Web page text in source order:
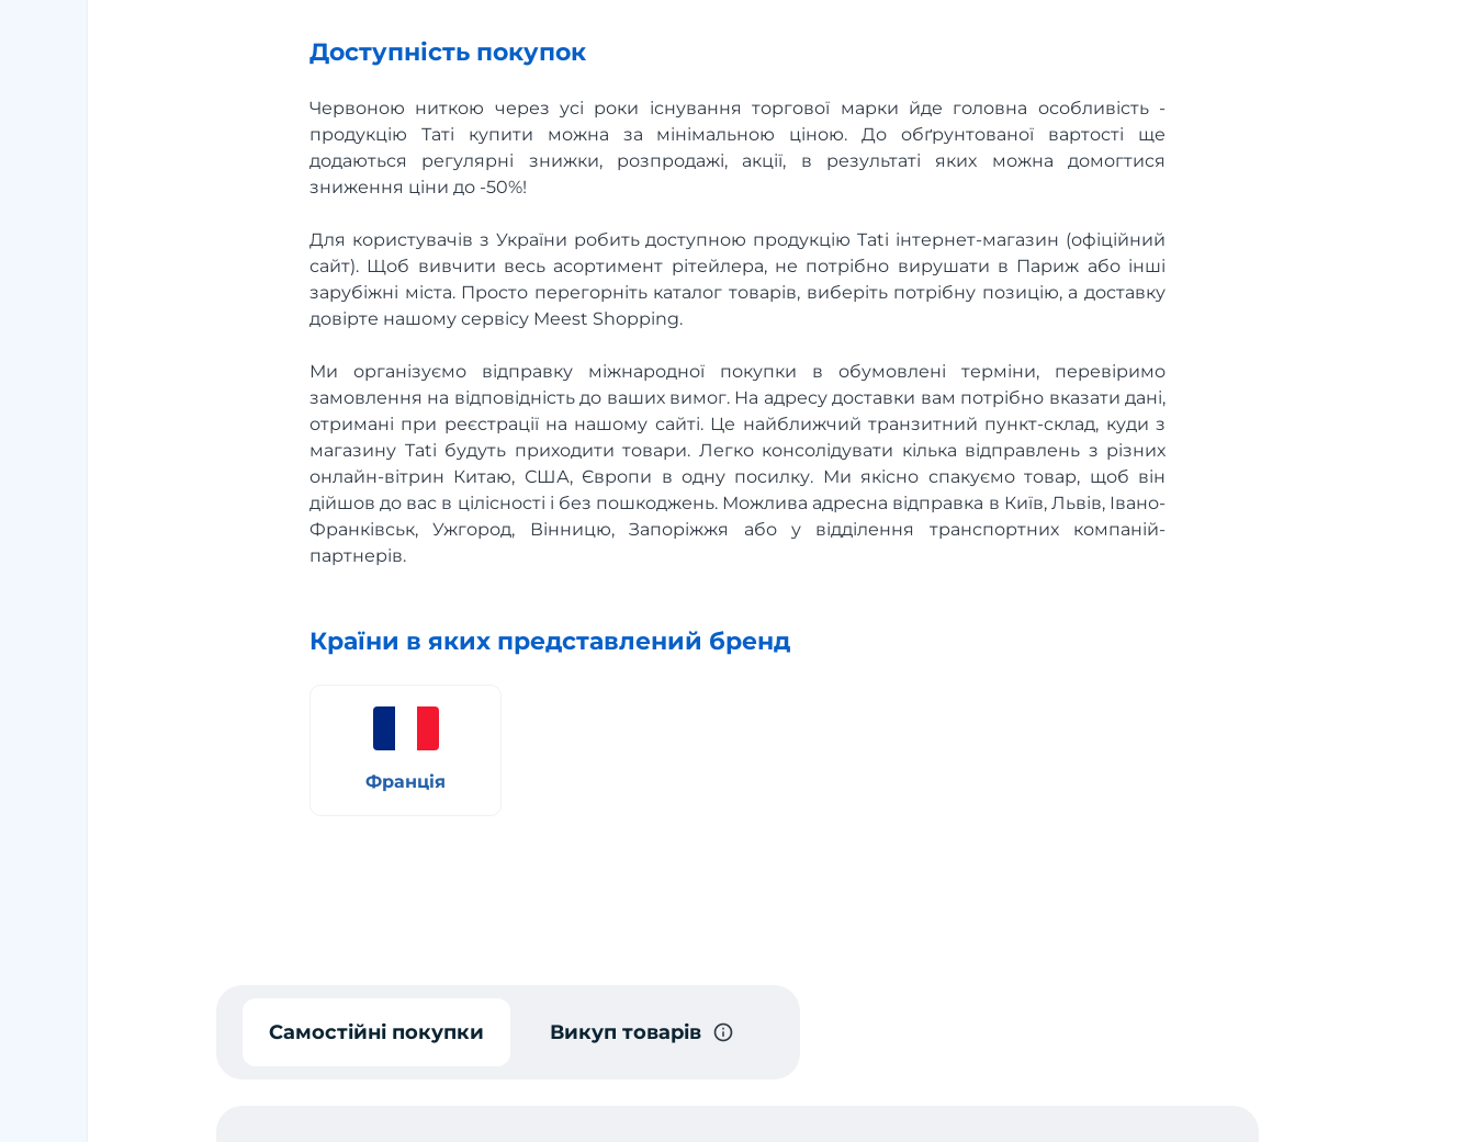
Доступність покупок
Червоною ниткою через усі роки існування торгової марки йде головна особливість -
продукцію Таті купити можна за мінімальною ціною. До обґрунтованої вартості ще
додаються регулярні знижки, розпродажі, акції, в результаті яких можна домогтися
зниження ціни до -50%!
Для користувачів з України робить доступною продукцію Tati інтернет-магазин (офіційний
сайт). Щоб вивчити весь асортимент рітейлера, не потрібно вирушати в Париж або інші
зарубіжні міста. Просто перегорніть каталог товарів, виберіть потрібну позицію, а доставку
довірте нашому сервісу Meest Shopping.
Ми організуємо відправку міжнародної покупки в обумовлені терміни, перевіримо
замовлення на відповідність до ваших вимог. На адресу доставки вам потрібно вказати дані,
отримані при реєстрації на нашому сайті. Це найближчий транзитний пункт-склад, куди з
магазину Tati будуть приходити товари. Легко консолідувати кілька відправлень з різних
онлайн-вітрин Китаю, США, Європи в одну посилку. Ми якісно спакуємо товар, щоб він
дійшов до вас в цілісності і без пошкоджень. Можлива адресна відправка в Київ, Львів, Івано-
Франківськ, Ужгород, Вінницю, Запоріжжя або у відділення транспортних компаній-
партнерів.
Країни в яких представлений бренд
Франція
Самостійні покупки Викуп товарів